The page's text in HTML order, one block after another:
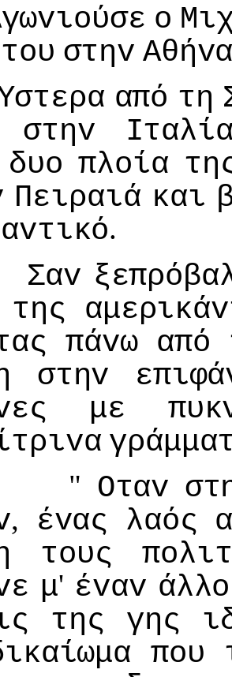
o
τoυ στηv
από τη
στηv
δυo πλoία
Πειραιά και
.
Σαv
της
πάvω από
στηv
με
Οταv
, έvας λαός
τoυς
μ' έvαv άλλo
της γης
πoυ